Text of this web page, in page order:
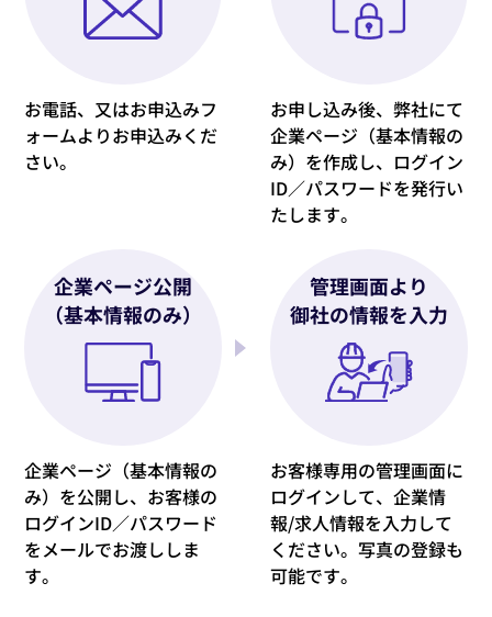
お電話、又はお申込みフ
ォームよりお申込みくだ
さい。
お申し込み後、弊社にて
企業ページ（基本情報の
み）を作成し、ログイン
ID／パスワードを発行い
たします。
企業ページ公開
（基本情報のみ）
企業ページ（基本情報の
み）を公開し、お客様の
ログインID／パスワード
をメールでお渡ししま
す。
管理画面より
御社の情報を入力
お客様専用の管理画面に
ログインして、企業情
報/求人情報を入力して
ください。写真の登録も
可能です。